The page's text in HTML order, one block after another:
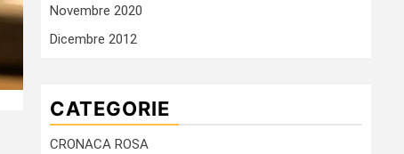
Novembre 2020
Dicembre 2012
CATEGORIE
CRONACA ROSA